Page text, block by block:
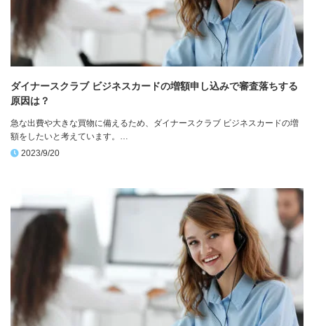
ダイナースクラブ ビジネスカードの増額申し込みで審査落ちする
原因は？
急な出費や大きな買物に備えるため、ダイナースクラブ ビジネスカードの増
額をしたいと考えています。…
2023/9/20